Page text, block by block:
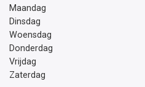
Maandag
Dinsdag
Woensdag
Donderdag
Vrijdag
Zaterdag